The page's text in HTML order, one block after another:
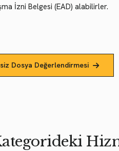
İzni Belgesi (EAD) alabilirler.
Dosya Değerlendirmesi